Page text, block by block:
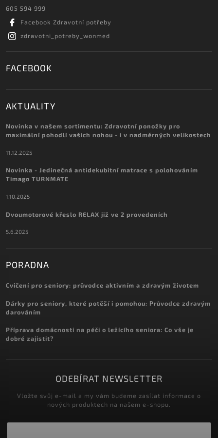
605 594 999
Facebook Zdravotní potřeby
zdravotni_potreby_wonmed
FACEBOOK
AKTUALITY
Novinka v našem sortimentu: Zdravotní ponožky pro
maximální pohodlí vašich nohou - i v nadměrných velikostech
11.12.2025
Novinka - Jedinečná antidekubitní matrace s polohováním
Timago TURNMATE
1.10.2025
Dvoumotorové křeslo RELAX již ve 2 provedeních
5.6.2025
PORADNA
Cvičení pro seniory: průvodce aktivním a zdravým životem
Dárky pro seniory, které potěší i pomohou: Průvodce zdravým
darováním
Příprava domácnosti na péči o ležícího seniora: Co vše je
dobré zajistit?
ODEBÍRAT NEWSLETTER
Vložte svůj e-mail a my vám budeme zasílat informace o
nových produktech na našem e-shopu.